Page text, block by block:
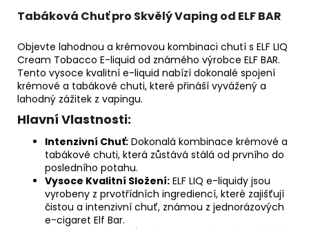
Tabáková Chuť pro Skvělý Vaping od ELF BAR
Objevte lahodnou a krémovou kombinaci chutí s ELF LIQ
Cream Tobacco E-liquid od známého výrobce ELF BAR.
Tento vysoce kvalitní e-liquid nabízí dokonalé spojení
krémové a tabákové chuti, které přináší vyvážený a
lahodný zážitek z vapingu.
Hlavní Vlastnosti:
Intenzivní Chuť: Dokonalá kombinace krémové a
tabákové chuti, která zůstává stálá od prvního do
posledního potahu.
Vysoce Kvalitní Složení: ELF LIQ e-liquidy jsou
vyrobeny z prvotřídních ingrediencí, které zajišťují
čistou a intenzivní chuť, známou z jednorázových
e-cigaret Elf Bar.